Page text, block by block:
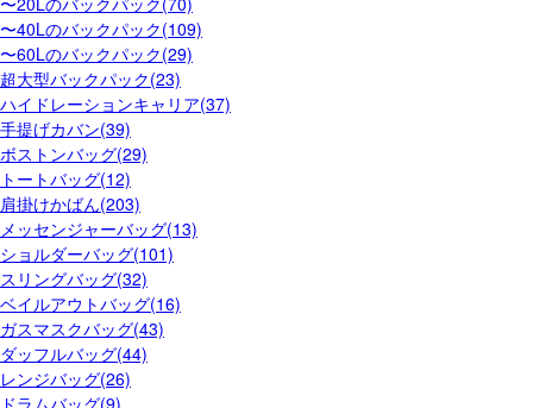
〜40Lのバックパック(109)
〜60Lのバックパック(29)
超大型バックパック(23)
ハイドレーションキャリア(37)
手提げカバン(39)
ボストンバッグ(29)
トートバッグ(12)
肩掛けかばん(203)
メッセンジャーバッグ(13)
ショルダーバッグ(101)
スリングバッグ(32)
ベイルアウトバッグ(16)
ガスマスクバッグ(43)
ダッフルバッグ(44)
レンジバッグ(26)